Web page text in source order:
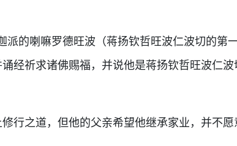
的喇嘛罗德旺波（蒋扬钦哲旺波仁波切的第
经祈求诸佛赐福，并说他是蒋扬钦哲旺波仁波
之道，但他的父亲希望他继承家业，并不愿